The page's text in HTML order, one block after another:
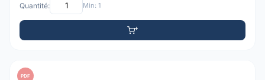
Quantité: Min: 1
PDF